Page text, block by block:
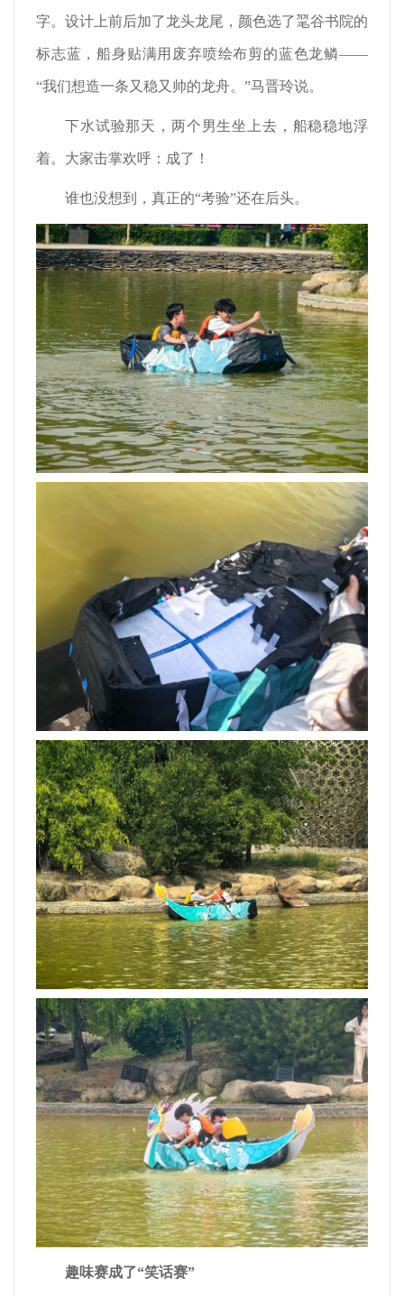
字。设计上前后加了龙头龙尾，颜色选了毣谷书院的
标志蓝，船身贴满用废弃喷绘布剪的蓝色龙鳞——
“我们想造一条又稳又帅的龙舟。”马晋玲说。
下水试验那天，两个男生坐上去，船稳稳地浮
着。大家击掌欢呼：成了！
谁也没想到，真正的“考验”还在后头。
趣味赛成了“笑话赛”